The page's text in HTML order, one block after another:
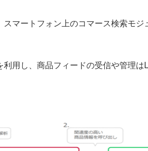
マートフォン上のコマース検索モジ
用し、商品フィードの受信や管理